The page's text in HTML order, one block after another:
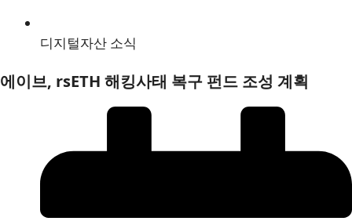
디지털자산 소식
에이브, rsETH 해킹사태 복구 펀드 조성 계획